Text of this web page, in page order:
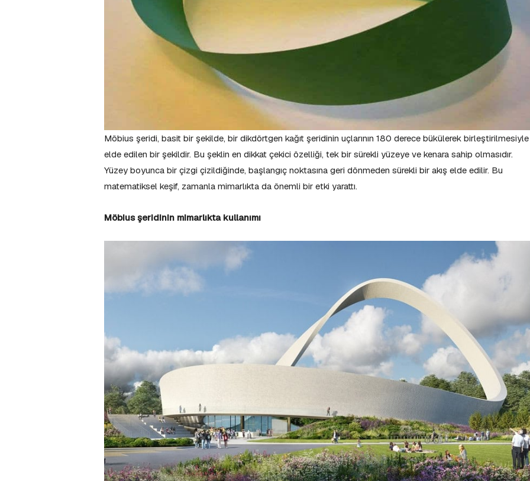
Möbius şeridi, basit bir şekilde, bir dikdörtgen kağıt şeridinin uçlarının 180 derece bükülerek birleştirilmesiyle
elde edilen bir şekildir. Bu şeklin en dikkat çekici özelliği, tek bir sürekli yüzeye ve kenara sahip olmasıdır.
Yüzey boyunca bir çizgi çizildiğinde, başlangıç noktasına geri dönmeden sürekli bir akış elde edilir. Bu
matematiksel keşif, zamanla mimarlıkta da önemli bir etki yarattı.
Möbius şeridinin mimarlıkta kullanımı